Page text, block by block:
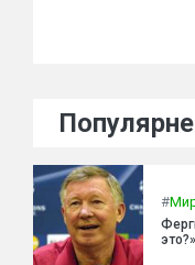
Популярне
#
это?»